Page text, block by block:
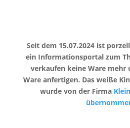
Seit dem 15.07.2024 ist
ein Informationsportal zum
verkaufen keine Ware mehr
Ware anfertigen. Das weiße
wurde von der Firma